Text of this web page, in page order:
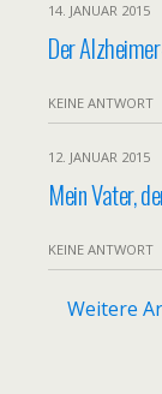
14. JANUAR 2015
Der
KEINE ANTWORT
12. JANUAR 2015
Mein Vater,
KEINE ANTWORT
Weitere